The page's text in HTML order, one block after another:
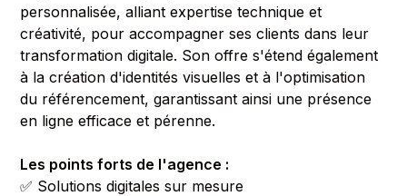
personnalisée, alliant expertise technique et
créativité, pour accompagner ses clients dans leur
transformation digitale. Son offre s'étend également
à la création d'identités visuelles et à l'optimisation
du référencement, garantissant ainsi une présence
en ligne efficace et pérenne.
Les points forts de l'agence :
✅ Solutions digitales sur mesure